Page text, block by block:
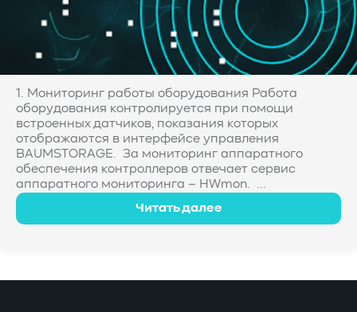
1. Мониторинг работы оборудования Работа
оборудования контролируется при помощи
встроенных датчиков, показания которых
отображаются в интерфейсе управления
BAUMSTORAGE. За мониторинг аппаратного
обеспечения контроллеров отвечает сервис
аппаратного мониторинга – HWmon. ...
Читать далее